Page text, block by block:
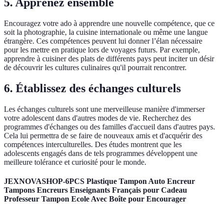
Encouragez votre ado à apprendre une nouvelle compétence, que ce
soit la photographie, la cuisine internationale ou même une langue
étrangère. Ces compétences peuvent lui donner l’élan nécessaire
pour les mettre en pratique lors de voyages futurs. Par exemple,
apprendre à cuisiner des plats de différents pays peut inciter un désir
de découvrir les cultures culinaires qu'il pourrait rencontrer.
6. Établissez des échanges culturels
Les échanges culturels sont une merveilleuse manière d'immerser
votre adolescent dans d'autres modes de vie. Recherchez des
programmes d'échanges ou des familles d'accueil dans d'autres pays.
Cela lui permettra de se faire de nouveaux amis et d'acquérir des
compétences interculturelles. Des études montrent que les
adolescents engagés dans de tels programmes développent une
meilleure tolérance et curiosité pour le monde.
JEXNOVASHOP-6PCS Plastique Tampon Auto Encreur
Tampons Encreurs Enseignants Français pour Cadeau
Professeur Tampon Ecole Avec Boîte pour Encourager